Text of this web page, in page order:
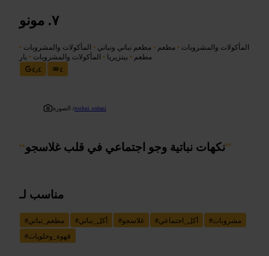
مونو
المأكولات والمشروبات • مطعم • مطعم نباتي ونباتي • المأكولات والمشروبات •
مطعم • بيتزيريا • المأكولات والمشروبات • بار
٤٫٤
٤
الصورة /roshni sedani
“نكهات نباتية وجو اجتماعي في قلب غلاسجو”
مناسب لـ
#مطعم_نباتي #أكل_نباتي #غلاسجو #أكل_اجتماعي #مشروبات
#قهوة_وحلويات